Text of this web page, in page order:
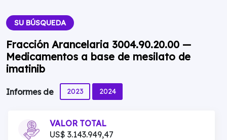
SU BÚSQUEDA
Fracción Arancelaria 3004.90.20.00 —
Medicamentos a base de mesilato de
imatinib
Informes de 2023 2024
VALOR TOTAL
US$ 3.143.949,47